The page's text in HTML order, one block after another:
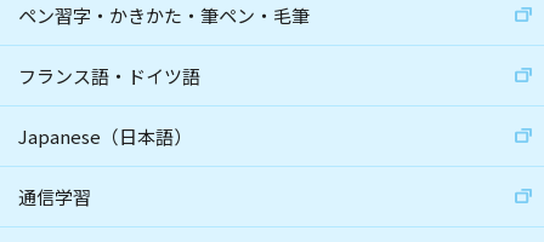
ペン習字・かきかた・筆ペン・毛筆
フランス語・ドイツ語
Japanese（日本語）
通信学習